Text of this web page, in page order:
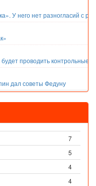
У него нет разногласий с
проводить контрольные
дал советы Федуну
7
5
4
4